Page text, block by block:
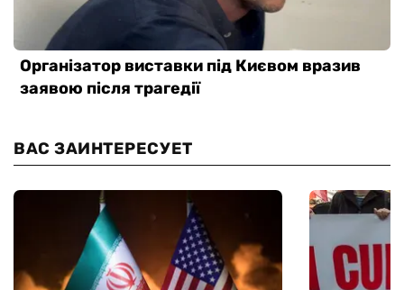
ВАС ЗАИНТЕРЕСУЕТ